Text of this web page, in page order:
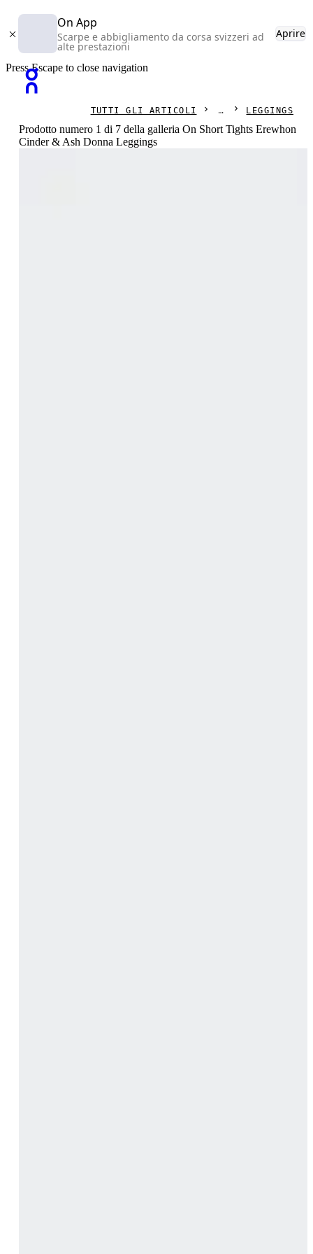
On App
Scarpe e abbigliamento da corsa svizzeri ad
alte prestazioni
Aprire
Press Escape to close navigation
TUTTI GLI ARTICOLI LEGGINGS
Prodotto numero 1 di 7 della galleria On Short Tights Erewhon
Cinder & Ash Donna Leggings